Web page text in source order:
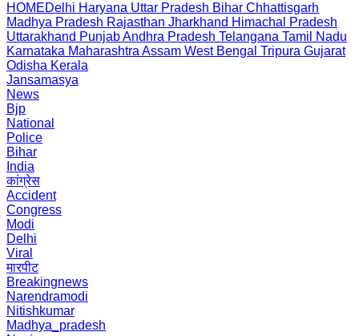
HOMEDelhi Haryana Uttar Pradesh Bihar Chhattisgarh
Madhya Pradesh Rajasthan Jharkhand Himachal Pradesh
Uttarakhand PunjabAndhra Pradesh Telangana Tamil Nadu
Karnataka Maharashtra Assam West Bengal Tripura Gujarat
Odisha Kerala
Jansamasya
News
Bjp
National
Police
Bihar
India
कांग्रेस
Accident
Congress
Modi
Delhi
Viral
मारपीट
Breakingnews
Narendramodi
Nitishkumar
Madhya_pradesh